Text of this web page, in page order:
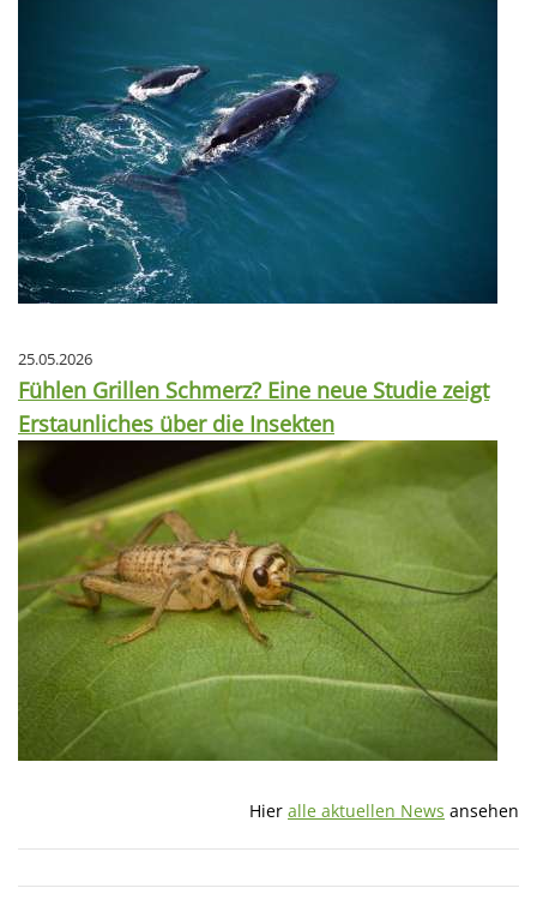
25.05.2026
Fühlen Grillen Schmerz? Eine neue Studie zeigt
Erstaunliches über die Insekten
Hier alle aktuellen News ansehen